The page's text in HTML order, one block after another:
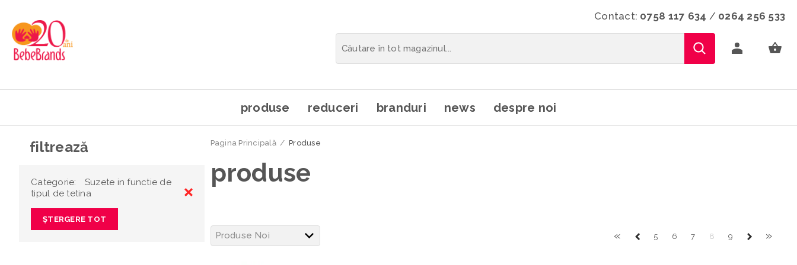
Contact: 0758 117 634 / 0264 256 533
produse reduceri branduri news despre noi
filtrează
Categorie:
Suzete in functie de
tipul de tetina
ȘTERGERE TOT
Pagina Principală / Produse
produse
« 5 6 7 8 9 »